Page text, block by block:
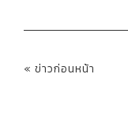
« ข่าวก่อนหน้า